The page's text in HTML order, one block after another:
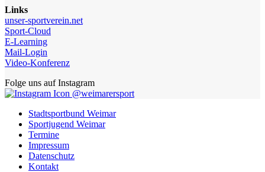
Links
unser-sportverein.net
Sport-Cloud
E-Learning
Mail-Login
Video-Konferenz
Folge uns auf Instagram
@weimarersport
Stadtsportbund Weimar
Sportjugend Weimar
Termine
Impressum
Datenschutz
Kontakt